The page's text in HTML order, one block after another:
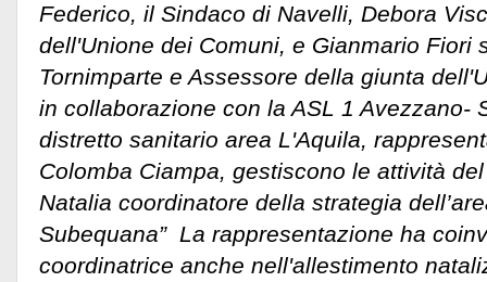
Federico, il Sindaco di Navelli, Debora
dell'Unione dei Comuni, e Gianmario Fiori
Tornimparte e Assessore della giunta
in collaborazione con la ASL 1 Avezzano-
distretto sanitario area L'Aquila,
Colomba Ciampa, gestiscono le attività
Natalia coordinatore della strategia
Subequana” La rappresentazione ha
coordinatrice anche nell'allestimento